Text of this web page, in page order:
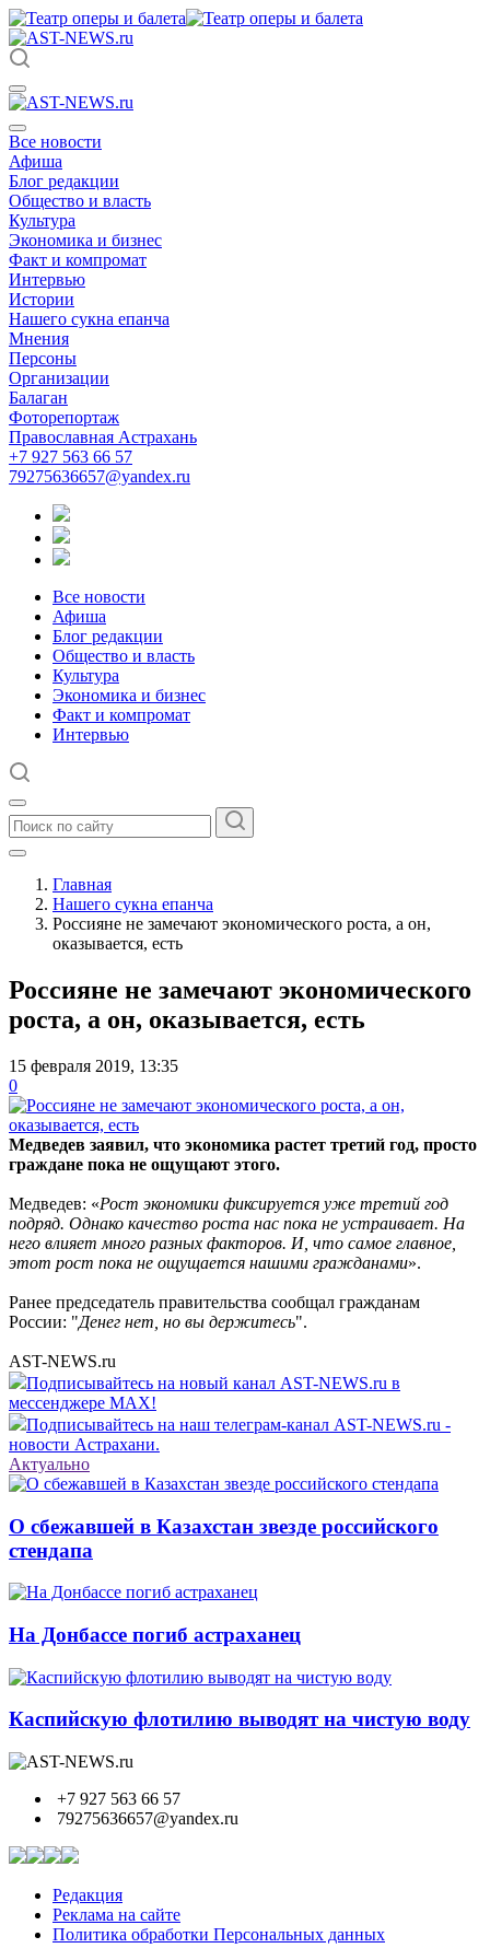
Все новости
Афиша
Блог редакции
Общество и власть
Культура
Экономика и бизнес
Факт и компромат
Интервью
Истории
Нашего сукна епанча
Мнения
Персоны
Организации
Балаган
Фоторепортаж
Православная Астрахань
+7 927 563 66 57
79275636657@yandex.ru
Все новости
Афиша
Блог редакции
Общество и власть
Культура
Экономика и бизнес
Факт и компромат
Интервью
Главная
Нашего сукна епанча
Россияне не замечают экономического роста, а он,
оказывается, есть
Россияне не замечают экономического
роста, а он, оказывается, есть
15 февраля 2019, 13:35
0
Медведев заявил, что экономика растет третий год, просто
граждане пока не ощущают этого.
Медведев: «Рост экономики фиксируется уже третий год
подряд. Однако качество роста нас пока не устраивает. На
него влияет много разных факторов. И, что самое главное,
этот рост пока не ощущается нашими гражданами».
Ранее председатель правительства сообщал гражданам
России: "Денег нет, но вы держитесь".
AST-NEWS.ru
Подписывайтесь на новый канал AST-NEWS.ru в
мессенджере MAX!
Подписывайтесь на наш телеграм-канал AST-NEWS.ru -
новости Астрахани.
Актуально
О сбежавшей в Казахстан звезде российского
стендапа
На Донбассе погиб астраханец
Каспийскую флотилию выводят на чистую воду
+7 927 563 66 57
79275636657@yandex.ru
Редакция
Реклама на сайте
Политика обработки Персональных данных